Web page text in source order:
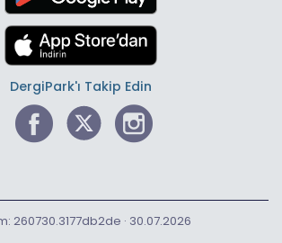
DergiPark'ı Takip Edin
260730.3177db2de · 30.07.2026